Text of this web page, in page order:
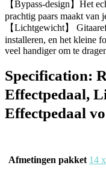
【Bypass-design】Het
prachtig paars maakt van
【Lichtgewicht】
installeren, en het kleine
veel handiger om te
Specification:
Effectpedaal,
Effectpedaal
Afmetingen pakket ‎14